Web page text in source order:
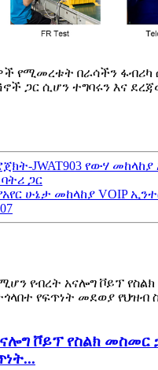
የሚመረቱት በራሳችን ፋብሪካ
ጋር ሲሆን ተግባሩን እና
JWAT903 የውሃ መከላከያ
ጋር
ሁኔታ መከላከያ VOIP
ቮይፕ የስልክ መስመር